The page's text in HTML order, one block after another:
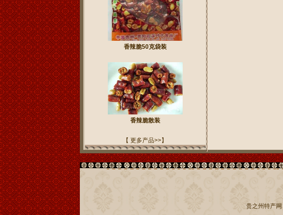
香辣脆50克袋装
香辣脆散装
【 更多产品>>】
贵之州特产网